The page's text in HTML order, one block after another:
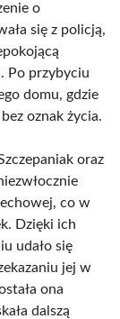
o
się z policją,
Po przybyciu
domu, gdzie
oznak życia.
oraz
co w
Dzięki ich
udało się
jej w
ona
dalszą